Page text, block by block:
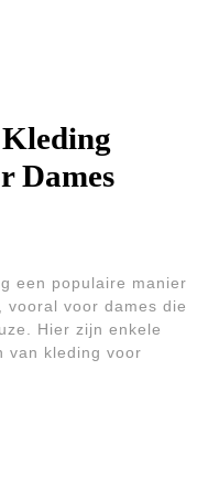
Dames
een populaire manier
vooral voor dames die
Hier zijn enkele
van kleding voor